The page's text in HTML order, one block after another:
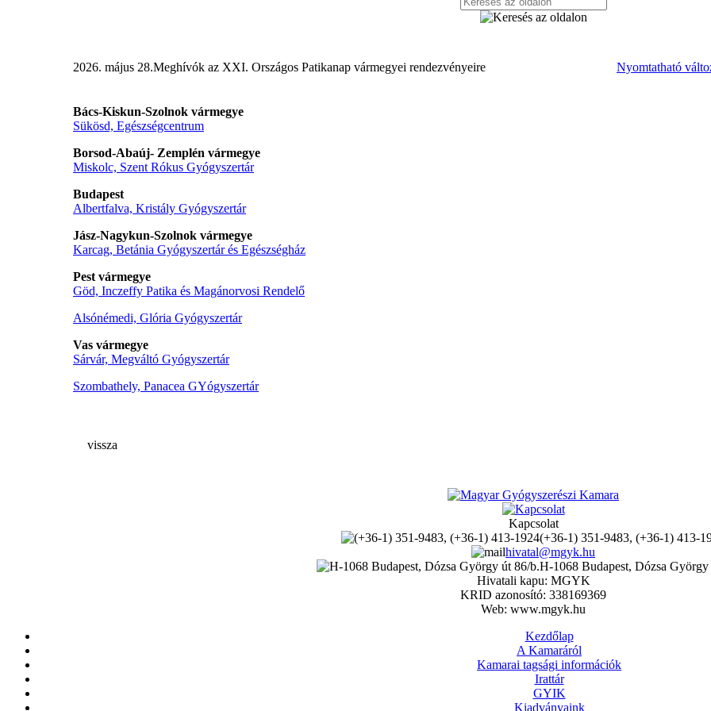
Nyomtatható
2026. május 28.Meghívók az XXI. Országos Patikanap vármegyei rendezvényeire
Bács-Kiskun-Szolnok vármegye
Sükösd, Egészségcentrum
Borsod-Abaúj- Zemplén vármegye
Miskolc, Szent Rókus Gyógyszertár
Budapest
Albertfalva, Kristály Gyógyszertár
Jász-Nagykun-Szolnok vármegye
Karcag, Betánia Gyógyszertár és Egészségház
Pest vármegye
Göd, Inczeffy Patika és Magánorvosi Rendelő
Alsónémedi, Glória Gyógyszertár
Vas vármegye
Sárvár, Megváltó Gyógyszertár
Szombathely, Panacea GYógyszertár
vissza
Kapcsolat
(+36-1) 351-9483, (+36-1) 413-
hivatal@mgyk.hu
H-1068 Budapest, Dózsa
Hivatali kapu: MGYK
KRID azonosító: 338169369
Web: www.mgyk.hu
Kezdőlap
A Kamaráról
Kamarai tagsági információk
Irattár
GYIK
Kiadványaink